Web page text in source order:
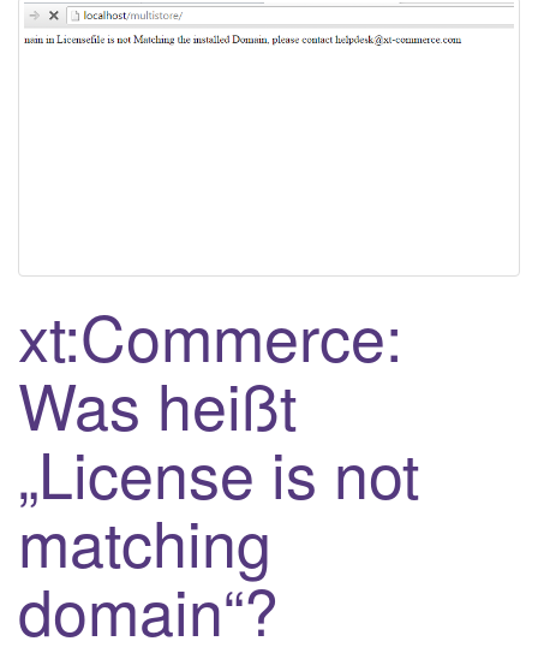
xt:Commerce:
Was heißt
„License is not
matching
domain“?